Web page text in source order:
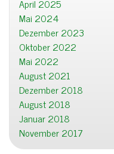
April 2025
Mai 2024
Dezember 2023
Oktober 2022
Mai 2022
August 2021
Dezember 2018
August 2018
Januar 2018
November 2017